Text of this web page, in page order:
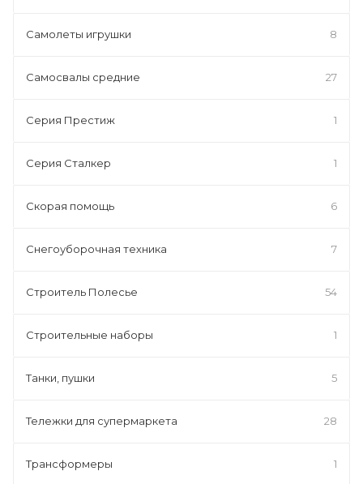
Самолеты игрушки 8
Самосвалы средние 27
Серия Престиж 1
Серия Сталкер 1
Скорая помощь 6
Снегоуборочная техника 7
Строитель Полесье 54
Строительные наборы 1
Танки, пушки 5
Тележки для супермаркета 28
Трансформеры 1